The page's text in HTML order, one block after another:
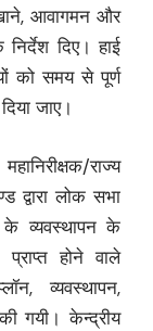
आवागमन और
दिए। हाई
को समय से पूर्ण
जाए।
राज्य
द्वारा लोक सभा
के व्यवस्थापन के
होने वाले
व्यवस्थापन,
गयी। केन्द्रीय